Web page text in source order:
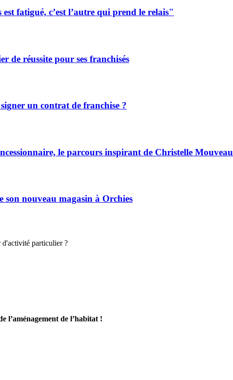
fatigué, c’est l’autre qui prend le relais"
de réussite pour ses franchisés
un contrat de franchise ?
le parcours inspirant de Christelle Mouveau
son nouveau magasin à Orchies
d'activité particulier ?
l’aménagement de l’habitat !